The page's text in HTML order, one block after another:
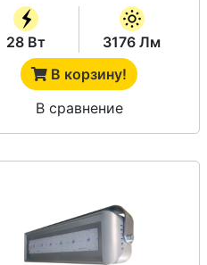
28 Вт
3176 Лм
В корзину!
В сравнение